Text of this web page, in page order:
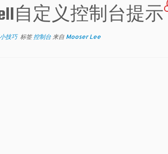
自定义控制台提示
技巧 标签控制台 来自 Mooser Lee